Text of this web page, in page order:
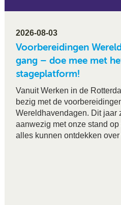
2026-08-03
Voorbereidingen
gang – doe mee met
stageplatform!
Vanuit Werken in de
bezig met de
Wereldhavendagen. Dit jaar
aanwezig met onze stand
alles kunnen ontdekken